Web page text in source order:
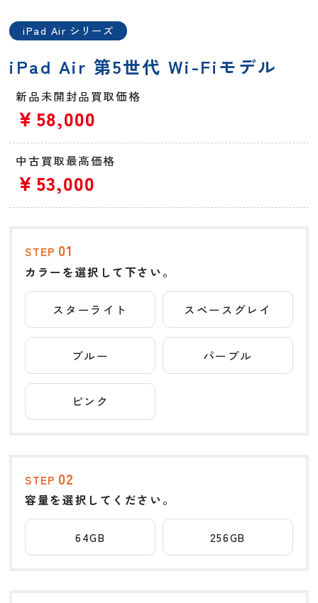
iPad Air シリーズ
iPad Air 第5世代 Wi-Fiモデル
新品未開封品買取価格
￥58,000
中古買取最高価格
￥53,000
STEP 01
カラーを選択して下さい。
スターライト スペースグレイ
ブルー パープル
ピンク
STEP 02
容量を選択してください。
64GB 256GB